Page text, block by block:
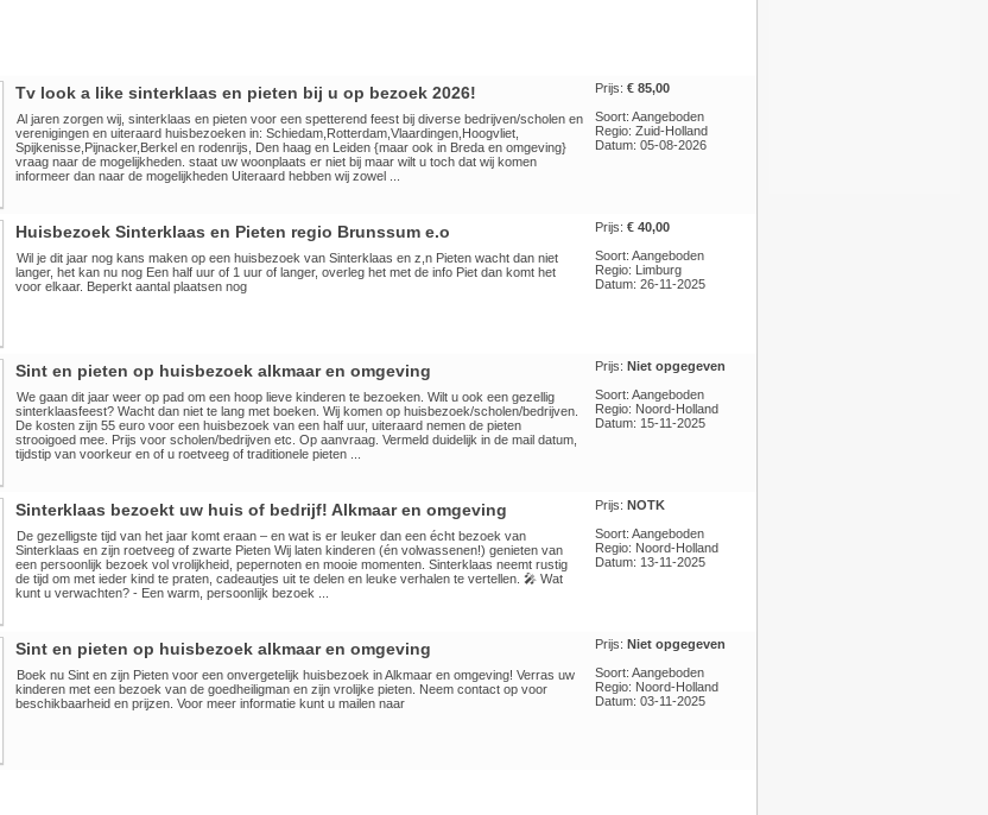
Tv look a like sinterklaas en pieten bij u op bezoek 2026!
Al jaren zorgen wij, sinterklaas en pieten voor een spetterend feest bij diverse bedrijven/scholen en
verenigingen en uiteraard huisbezoeken in: Schiedam,Rotterdam,Vlaardingen,Hoogvliet,
Spijkenisse,Pijnacker,Berkel en rodenrijs, Den haag en Leiden {maar ook in Breda en omgeving}
vraag naar de mogelijkheden. staat uw woonplaats er niet bij maar wilt u toch dat wij komen
informeer dan naar de mogelijkheden Uiteraard hebben wij zowel ...
Prijs: € 85,00
Soort: Aangeboden
Regio: Zuid-Holland
Datum: 05-08-2026
Huisbezoek Sinterklaas en Pieten regio Brunssum e.o
Wil je dit jaar nog kans maken op een huisbezoek van Sinterklaas en z,n Pieten wacht dan niet
langer, het kan nu nog Een half uur of 1 uur of langer, overleg het met de info Piet dan komt het
voor elkaar. Beperkt aantal plaatsen nog
Prijs: € 40,00
Soort: Aangeboden
Regio: Limburg
Datum: 26-11-2025
Sint en pieten op huisbezoek alkmaar en omgeving
We gaan dit jaar weer op pad om een hoop lieve kinderen te bezoeken. Wilt u ook een gezellig
sinterklaasfeest? Wacht dan niet te lang met boeken. Wij komen op huisbezoek/scholen/bedrijven.
De kosten zijn 55 euro voor een huisbezoek van een half uur, uiteraard nemen de pieten
strooigoed mee. Prijs voor scholen/bedrijven etc. Op aanvraag. Vermeld duidelijk in de mail datum,
tijdstip van voorkeur en of u roetveeg of traditionele pieten ...
Prijs: Niet opgegeven
Soort: Aangeboden
Regio: Noord-Holland
Datum: 15-11-2025
Sinterklaas bezoekt uw huis of bedrijf! Alkmaar en omgeving
De gezelligste tijd van het jaar komt eraan – en wat is er leuker dan een écht bezoek van
Sinterklaas en zijn roetveeg of zwarte Pieten Wij laten kinderen (én volwassenen!) genieten van
een persoonlijk bezoek vol vrolijkheid, pepernoten en mooie momenten. Sinterklaas neemt rustig
de tijd om met ieder kind te praten, cadeautjes uit te delen en leuke verhalen te vertellen. 🎤 Wat
kunt u verwachten? - Een warm, persoonlijk bezoek ...
Prijs: NOTK
Soort: Aangeboden
Regio: Noord-Holland
Datum: 13-11-2025
Sint en pieten op huisbezoek alkmaar en omgeving
Boek nu Sint en zijn Pieten voor een onvergetelijk huisbezoek in Alkmaar en omgeving! Verras uw
kinderen met een bezoek van de goedheiligman en zijn vrolijke pieten. Neem contact op voor
beschikbaarheid en prijzen. Voor meer informatie kunt u mailen naar
Prijs: Niet opgegeven
Soort: Aangeboden
Regio: Noord-Holland
Datum: 03-11-2025